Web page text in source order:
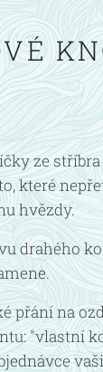
ze
které
hvězdy.
drahého
přání na
"vlastní